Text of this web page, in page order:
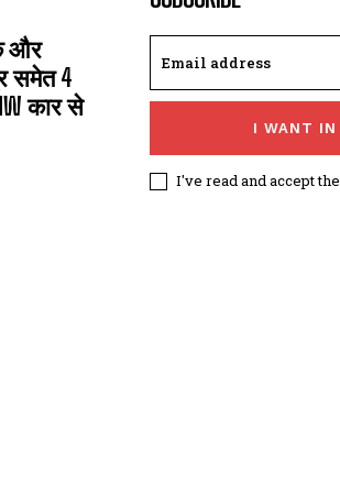
और
समेत 4
कार से
I WANT IN
I've read and accept the